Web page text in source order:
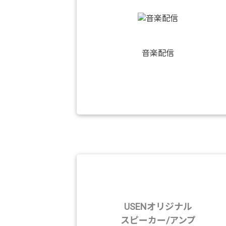
音楽配信
USENオリジナル
スピーカー/アンプ